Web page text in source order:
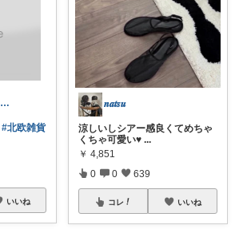
やめ家事やめこ♡一軍インテリア
#北欧雑貨
いいね
𝒏𝒂𝒕𝒔𝒖
涼しいしシアー感良くてめちゃ
くちゃ可愛い♥ ...
￥ 4,851
0 0 639
コレ いいね